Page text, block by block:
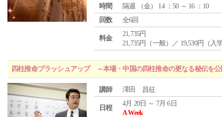
時間
隔週 （金） 14 ：50 ～ 16 ：10
回数
全6回
料金
21,735円
21,735円（一般）／ 19,530円（入
四柱推命ブラッシュアップ ～本場・中国の四柱推命の更なる秘伝を
講師 澤田 昌征
日程
4月 20日 ～ 7月 6日
A Week